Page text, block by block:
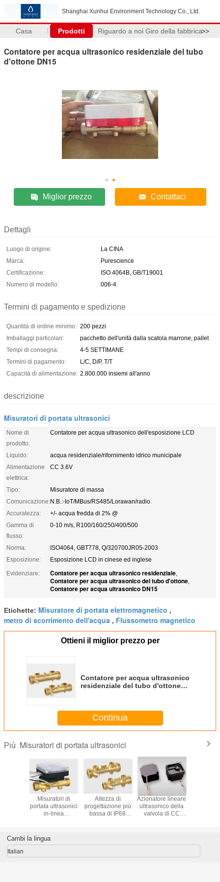
Shanghai Xunhui Environment Technology Co., Ltd.
Casa Prodotti Riguardo a noi Giro della fabbrica>>
Contatore per acqua ultrasonico residenziale del tubo
d'ottone DN15
Miglior prezzo Contattaci
Dettagli
Luogo di origine:
La CINA
Marca:
Purescience
Certificazione:
ISO 4064B, GB/T19001
Numero di modello:
006-4
Termini di pagamento e spedizione
Quantità di ordine minimo: 200 pezzi
Imballaggi particolari:
pacchetto dell'unità dalla scatola marrone, pallet
Tempi di consegna:
4-5 SETTIMANE
Termini di pagamento:
L/C, D/P, T/T
Capacità di alimentazione: 2.800.000 insiemi all'anno
descrizione
Misuratori di portata ultrasonici
Nome di
prodotto:
Contatore per acqua ultrasonico dell'esposizione LCD
Liquido:
acqua residenziale/rifornimento idrico municipale
Alimentazione
elettrica:
CC 3.6V
Tipo:
Misuratore di massa
Comunicazione:N.B.:-IoT/MBus/RS485/Lorawan/radio
Accuratezza:
+/- acqua fredda di 2% @
Gamma di
flusso:
0-10 m/s, R100/160/250/400/500
Norma:
ISO4064, GBT778, Q/320700JR05-2003
Esposizione:
Esposizione LCD in cinese ed inglese
Evidenziare:
Contatore per acqua ultrasonico residenziale,
Contatore per acqua ultrasonico del tubo d'ottone,
Contatore per acqua ultrasonico DN15
Etichette: Misuratore di portata elettromagnetico ,
metro di scorrimento dell'acqua , Flussometro magnetico
Ottieni il miglior prezzo per
Contatore per acqua ultrasonico
residenziale del tubo d'ottone
Continua
Più Misuratori di portata ultrasonici
della
del
di
Misuratori di
portata ultrasonici
in-linea
misura LCD di
portata in peso
Altezza di
progettazione più
bassa di IP68
d'ottone statico
Azionatore lineare
ultrasonico della
valvola di CC
luride/
Cambi la lingua
Italian